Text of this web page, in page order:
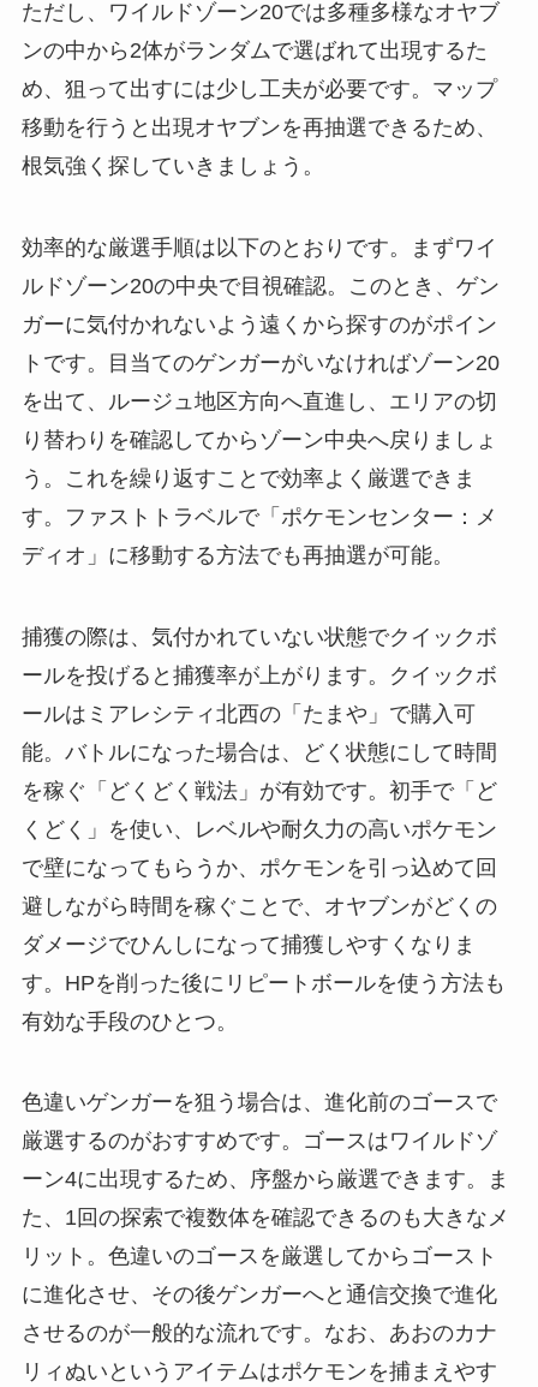
ただし、ワイルドゾーン20では多種多様なオヤブ
ンの中から2体がランダムで選ばれて出現するた
め、狙って出すには少し工夫が必要です。マップ
移動を行うと出現オヤブンを再抽選できるため、
根気強く探していきましょう。
効率的な厳選手順は以下のとおりです。まずワイ
ルドゾーン20の中央で目視確認。このとき、ゲン
ガーに気付かれないよう遠くから探すのがポイン
トです。目当てのゲンガーがいなければゾーン20
を出て、ルージュ地区方向へ直進し、エリアの切
り替わりを確認してからゾーン中央へ戻りましょ
う。これを繰り返すことで効率よく厳選できま
す。ファストトラベルで「ポケモンセンター：メ
ディオ」に移動する方法でも再抽選が可能。
捕獲の際は、気付かれていない状態でクイックボ
ールを投げると捕獲率が上がります。クイックボ
ールはミアレシティ北西の「たまや」で購入可
能。バトルになった場合は、どく状態にして時間
を稼ぐ「どくどく戦法」が有効です。初手で「ど
くどく」を使い、レベルや耐久力の高いポケモン
で壁になってもらうか、ポケモンを引っ込めて回
避しながら時間を稼ぐことで、オヤブンがどくの
ダメージでひんしになって捕獲しやすくなりま
す。HPを削った後にリピートボールを使う方法も
有効な手段のひとつ。
色違いゲンガーを狙う場合は、進化前のゴースで
厳選するのがおすすめです。ゴースはワイルドゾ
ーン4に出現するため、序盤から厳選できます。ま
た、1回の探索で複数体を確認できるのも大きなメ
リット。色違いのゴースを厳選してからゴースト
に進化させ、その後ゲンガーへと通信交換で進化
させるのが一般的な流れです。なお、あおのカナ
リィぬいというアイテムはポケモンを捕まえやす